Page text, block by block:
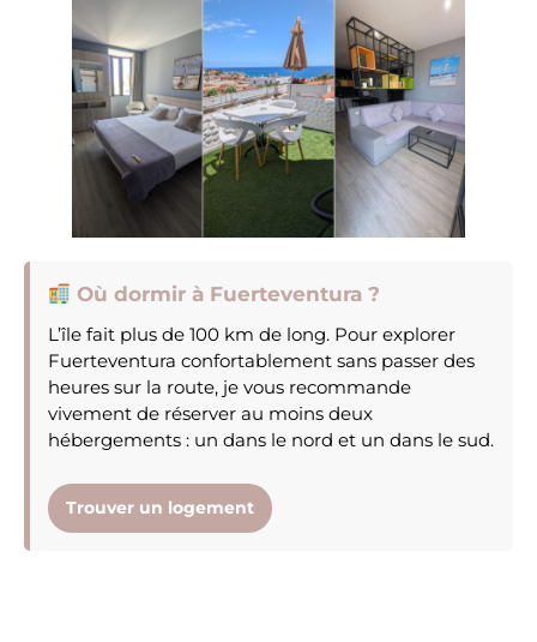
Où dormir à Fuerteventura ?
L’île fait plus de 100 km de long. Pour explorer
Fuerteventura confortablement sans passer des
heures sur la route, je vous recommande
vivement de réserver au moins deux
hébergements : un dans le nord et un dans le sud.
Trouver un logement